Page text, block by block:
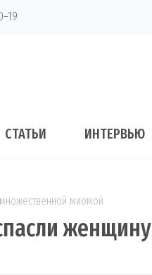
СТАТЬИ ИНТЕРВЬЮ
миомой